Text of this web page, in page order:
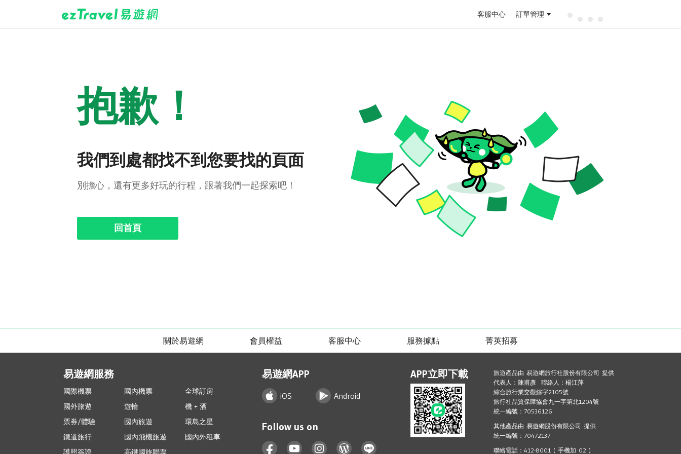
客服中心 訂單管理
抱歉！
我們到處都找不到您要找的頁面
別擔心，還有更多好玩的行程，跟著我們一起探索吧！
回首頁
關於易遊網 會員權益 客服中心 服務據點 菁英招募
易遊網服務
國際機票 國內機票
全球訂房
國外旅遊
遊輪
機 + 酒
票券/體驗
國內旅遊
環島之星
鐵道旅行
國內飛機旅遊
國內外租車
護照簽證
高鐵國旅聯票
易遊網APP
iOS Android
Follow us on
APP立即下載
旅遊產品由 易遊網旅行社股份有限公司 提供
代表人：陳甫彥 聯絡人：楊江萍
綜合旅行業交觀綜字2105號
旅行社品質保障協會九一字第北1204號
統一編號：70536126
其他產品由 易遊網股份有限公司 提供
統一編號：70472137
聯絡電話：412-8001 ( 手機加 02 )